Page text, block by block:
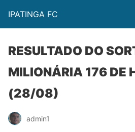
IPATINGA FC
RESULTADO DO
MILIONÁRIA 176 DE
(28/08)
admin1